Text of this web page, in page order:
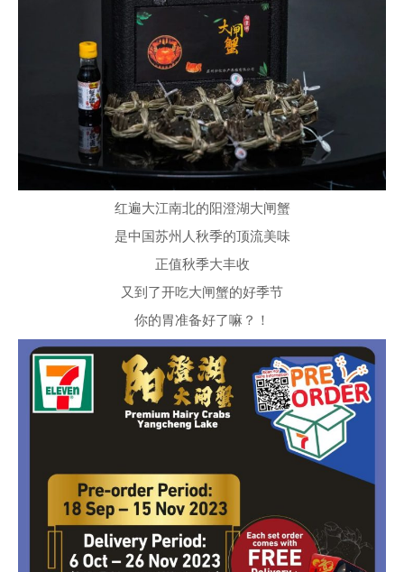
红遍大江南北的阳澄湖大闸蟹
是中国苏州人秋季的顶流美味
正值秋季大丰收
又到了开吃大闸蟹的好季节
你的胃准备好了嘛？！